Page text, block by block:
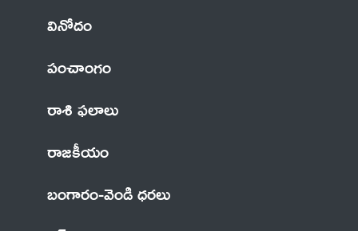
వినోదం
పంచాంగం
రాశి ఫలాలు
రాజకీయం
బంగారం-వెండి ధరలు